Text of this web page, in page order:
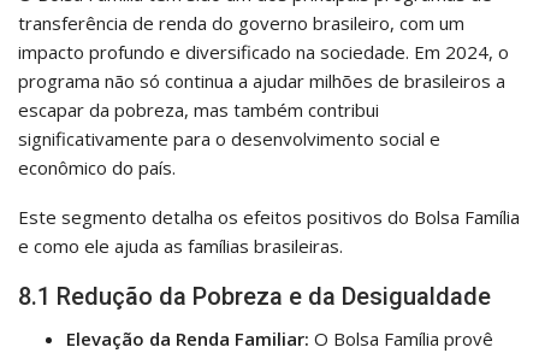
transferência de renda do governo brasileiro, com um
impacto profundo e diversificado na sociedade. Em 2024, o
programa não só continua a ajudar milhões de brasileiros a
escapar da pobreza, mas também contribui
significativamente para o desenvolvimento social e
econômico do país.
Este segmento detalha os efeitos positivos do Bolsa Família
e como ele ajuda as famílias brasileiras.
8.1 Redução da Pobreza e da Desigualdade
Elevação da Renda Familiar: O Bolsa Família provê